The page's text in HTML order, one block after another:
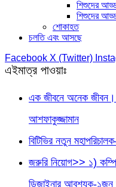
শিশুদের
শিশুদের
শোকাহত
চলতি এবং আসছে
Facebook X (Twitter)
এইমাত্র পাওয়াঃ
এক জীবনে অনেক জীবন।
আশফাকুজ্জামান
বিটিভির নতুন
জরুরি নিয়োগ>> ১)
ডিজাইনার আবশ্যক-